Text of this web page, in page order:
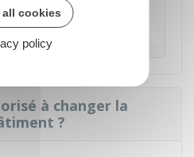
et est dispensé de
à changer la
?
all cookies
policy